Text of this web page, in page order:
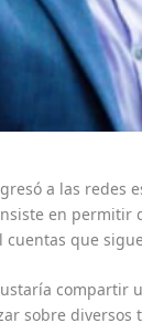
a las redes
en permitir
cuentas que
compartir
sobre diversos